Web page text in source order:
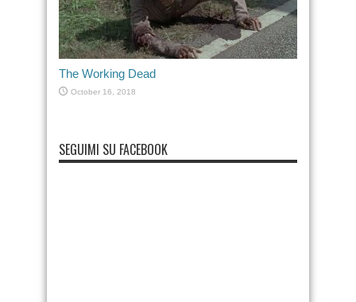
The Working Dead
October 16, 2018
SEGUIMI SU FACEBOOK